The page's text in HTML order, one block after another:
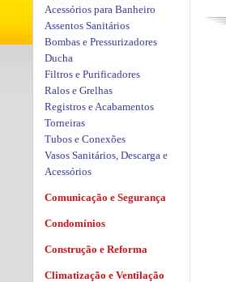
Acessórios para Banheiro
Assentos Sanitários
Bombas e Pressurizadores
Ducha
Filtros e Purificadores
Ralos e Grelhas
Registros e Acabamentos
Torneiras
Tubos e Conexões
Vasos Sanitários, Descarga e
Acessórios
Comunicação e Segurança
Condomínios
Construção e Reforma
Climatização e Ventilação